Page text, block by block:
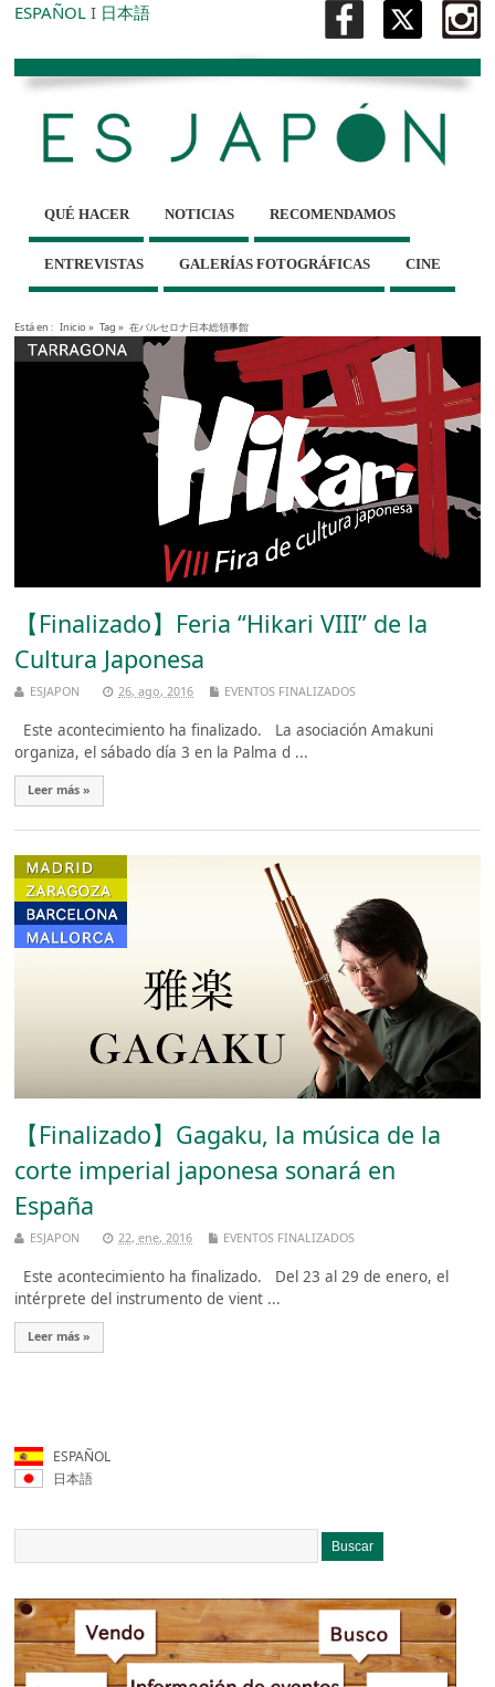
ESPAÑOL I 日本語
QUÉ HACER NOTICIAS RECOMENDAMOS
ENTREVISTAS GALERÍAS FOTOGRÁFICAS CINE
Está en : Inicio» Tag » 在バルセロナ日本総領事館
【Finalizado】Feria “Hikari VIII” de la
Cultura Japonesa
ESJAPON 26, ago, 2016 EVENTOS FINALIZADOS
Este acontecimiento ha finalizado. La asociación Amakuni
organiza, el sábado día 3 en la Palma d ...
Leer más »
【Finalizado】Gagaku, la música de la
corte imperial japonesa sonará en
España
ESJAPON 22, ene, 2016 EVENTOS FINALIZADOS
Este acontecimiento ha finalizado. Del 23 al 29 de enero, el
intérprete del instrumento de vient ...
Leer más »
ESPAÑOL
日本語